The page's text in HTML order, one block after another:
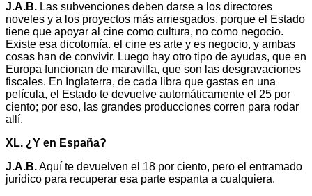
J.A.B. Las subvenciones deben darse a los directores
noveles y a los proyectos más arriesgados, porque el Estado
tiene que apoyar al cine como cultura, no como negocio.
Existe esa dicotomía. el cine es arte y es negocio, y ambas
cosas han de convivir. Luego hay otro tipo de ayudas, que en
Europa funcionan de maravilla, que son las desgravaciones
fiscales. En Inglaterra, de cada libra que gastas en una
película, el Estado te devuelve automáticamente el 25 por
ciento; por eso, las grandes producciones corren para rodar
allí.
XL. ¿Y en España?
J.A.B.Aquí te devuelven el 18 por ciento, pero el entramado
jurídico para recuperar esa parte espanta a cualquiera.